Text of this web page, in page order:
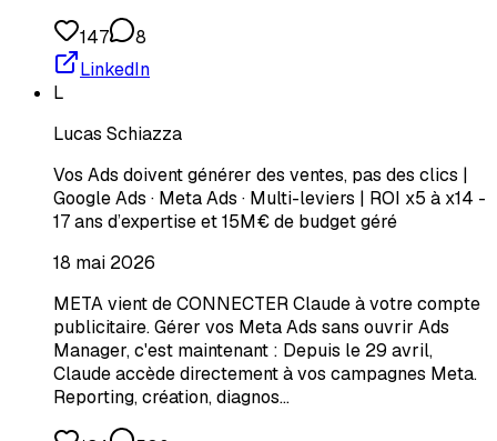
147
8
LinkedIn
L
Lucas Schiazza
Vos Ads doivent générer des ventes, pas des clics |
Google Ads · Meta Ads · Multi-leviers | ROI x5 à x14 -
17 ans d’expertise et 15M€ de budget géré
18 mai 2026
META vient de CONNECTER Claude à votre compte
publicitaire. Gérer vos Meta Ads sans ouvrir Ads
Manager, c'est maintenant : Depuis le 29 avril,
Claude accède directement à vos campagnes Meta.
Reporting, création, diagnos…